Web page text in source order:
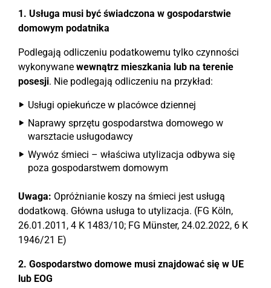
1. Usługa musi być świadczona w gospodarstwie
domowym podatnika
Podlegają odliczeniu podatkowemu tylko czynności
wykonywane wewnątrz mieszkania lub na terenie
posesji. Nie podlegają odliczeniu na przykład:
Usługi opiekuńcze w placówce dziennej
Naprawy sprzętu gospodarstwa domowego w
warsztacie usługodawcy
Wywóz śmieci – właściwa utylizacja odbywa się
poza gospodarstwem domowym
Uwaga: Opróżnianie koszy na śmieci jest usługą
dodatkową. Główna usługa to utylizacja. (FG Köln,
26.01.2011, 4 K 1483/10; FG Münster, 24.02.2022, 6 K
1946/21 E)
2. Gospodarstwo domowe musi znajdować się w UE
lub EOG